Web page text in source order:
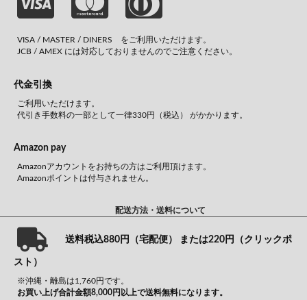
VISA / MASTER / DINERS をご利用いただけます。
JCB / AMEX には対応しておりませんのでご注意ください。
代金引換
ご利用いただけます。
代引き手数料の一部として一律330円（税込） がかかります。
Amazon pay
Amazonアカウントをお持ちの方はご利用頂けます。
Amazonポイントは付与されません。
配送方法・送料について
送料税込880円（宅配便） または220円（クリックポ
スト）
※沖縄・離島は1,760円です。
お買い上げ合計金額8,000円以上で送料無料になります。